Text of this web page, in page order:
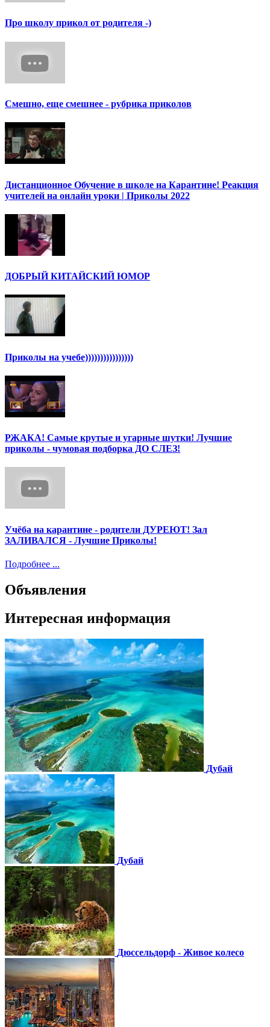
Про школу прикол от родителя -)
Смешно, еще смешнее - рубрика приколов
Дистанционное Обучение в школе на Карантине! Реакция
учителей на онлайн уроки | Приколы 2022
ДОБРЫЙ КИТАЙСКИЙ ЮМОР
Приколы на учебе))))))))))))))))
РЖАКА! Самые крутые и угарные шутки! Лучшие
приколы - чумовая подборка ДО СЛЕЗ!
Учёба на карантине - родители ДУРЕЮТ! Зал
ЗАЛИВАЛСЯ - Лучшие Приколы!
Подробнее ...
Объявления
Интересная информация
Дубай
Дубай
Дюссельдорф - Живое колесо